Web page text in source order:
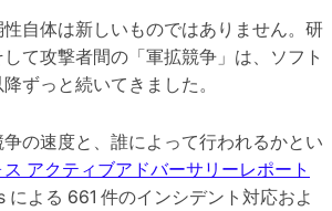
自体は新しいものではありません。研
て攻撃者間の「軍拡競争」は、ソフト
ずっと続いてきました。
の速度と、誰によって行われるかとい
ス アクティブアドバーサリーレポート
による 661 件のインシデント対応およ